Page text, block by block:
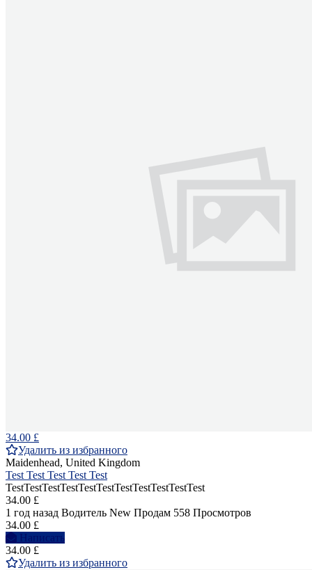
34.00 £
Удалить из избранного
Maidenhead, United Kingdom
Test Test Test Test Test
TestTestTestTestTestTestTestTestTestTestTest
34.00 £
1 год назад Водитель New Продам 558 Просмотров
34.00 £
Написать
34.00 £
Удалить из избранного